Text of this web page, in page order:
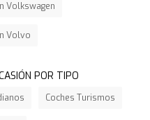
Volkswagen
Volvo
POR TIPO
Coches Turismos